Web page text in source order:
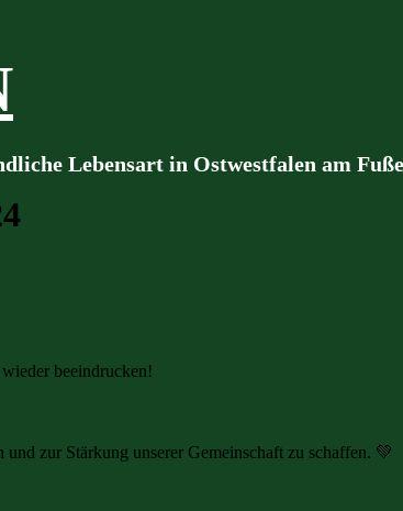
Lebensart in Ostwestfalen am
beeindrucken!
zur Stärkung unserer Gemeinschaft zu schaffen. 💚